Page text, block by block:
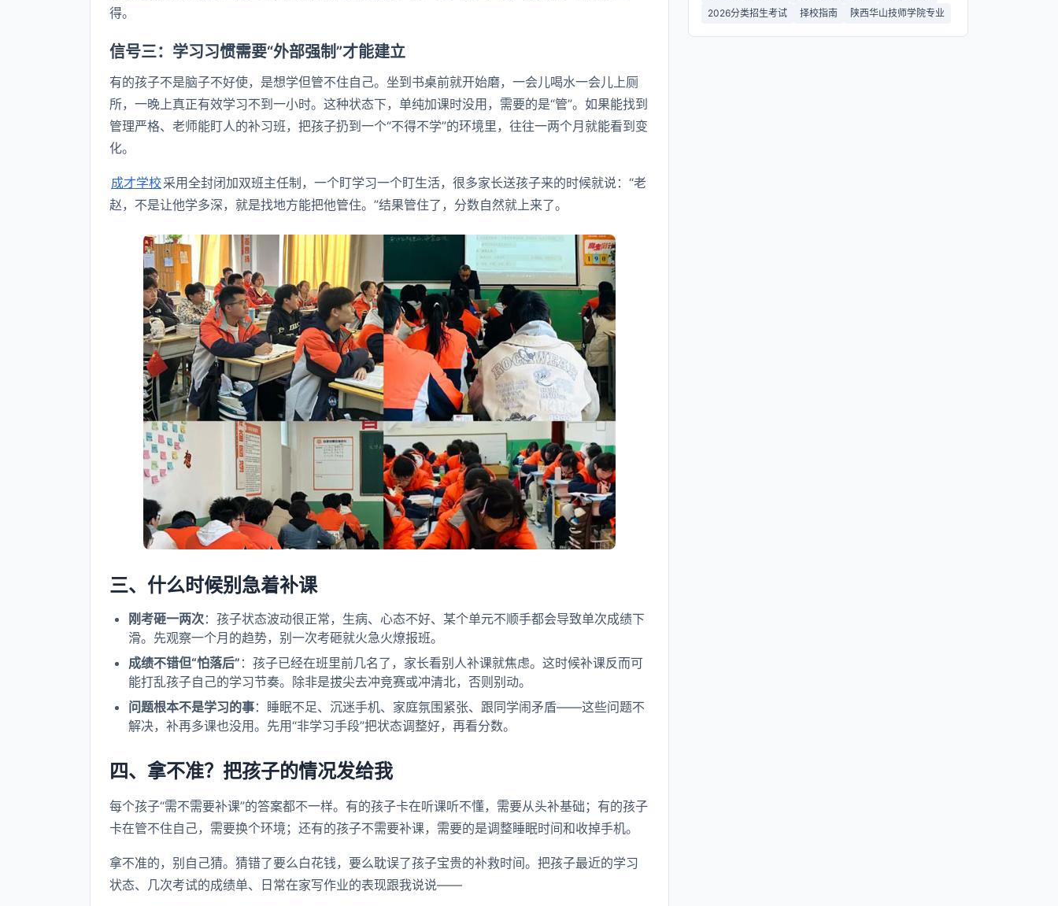
得。
信号三：学习习惯需要“外部强制”才能建立
有的孩子不是脑子不好使，是想学但管不住自己。坐到书桌前就开始磨，一会儿喝水一会儿上厕
所，一晚上真正有效学习不到一小时。这种状态下，单纯加课时没用，需要的是“管”。如果能找到
管理严格、老师能盯人的补习班，把孩子扔到一个“不得不学”的环境里，往往一两个月就能看到变
化。
成才学校采用全封闭加双班主任制，一个盯学习一个盯生活，很多家长送孩子来的时候就说：“老
赵，不是让他学多深，就是找地方能把他管住。”结果管住了，分数自然就上来了。
三、什么时候别急着补课
刚考砸一两次：孩子状态波动很正常，生病、心态不好、某个单元不顺手都会导致单次成绩下
滑。先观察一个月的趋势，别一次考砸就火急火燎报班。
成绩不错但“怕落后” ：孩子已经在班里前几名了，家长看别人补课就焦虑。这时候补课反而可
能打乱孩子自己的学习节奏。除非是拔尖去冲竞赛或冲清北，否则别动。
问题根本不是学习的事：睡眠不足、沉迷手机、家庭氛围紧张、跟同学闹矛盾——这些问题不
解决，补再多课也没用。先用“非学习手段”把状态调整好，再看分数。
四、拿不准？把孩子的情况发给我
每个孩子“需不需要补课”的答案都不一样。有的孩子卡在听课听不懂，需要从头补基础；有的孩子
卡在管不住自己，需要换个环境；还有的孩子不需要补课，需要的是调整睡眠时间和收掉手机。
拿不准的，别自己猜。猜错了要么白花钱，要么耽误了孩子宝贵的补救时间。把孩子最近的学习
状态、几次考试的成绩单、日常在家写作业的表现跟我说说——
2026分类招生考试
择校指南 陕西华山技师学院专业